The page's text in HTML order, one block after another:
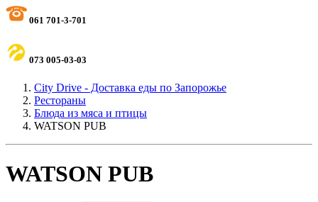
061 701-3-701
073 005-03-03
City Drive - Доставка еды по Запорожье
Рестораны
Блюда из мяса и птицы
WATSON PUB
WATSON PUB